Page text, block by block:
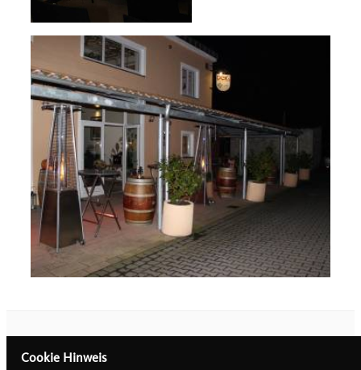
Cookie Hinweis